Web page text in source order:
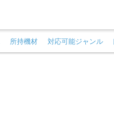
所持機材 対応可能ジャンル